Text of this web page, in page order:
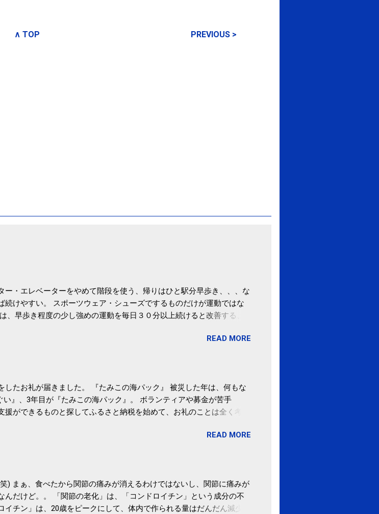
∧ TOP PREVIOUS >
ー・エレベーターをやめて階段を使う、帰りはひと駅分早歩き、、、な
続けやすい。 スポーツウェア・シューズでするものだけが運動ではな
早歩き程度の少し強めの運動を毎日３０分以上続けると改善する、
ても効果があるという。 正田教授は「汗ばむ程度の運動を毎日３０分
肪肝、毎日３０分の早歩きで改善 筑波大「減量しなくても効果」 -
READ MORE
したお礼が届きました。 『たみこの海パック』 被災した年は、何もな
い』、3年目が『たみこの海パック』。 ボランティアや募金が苦手
ができるものと探してふるさと納税を始めて、お礼のことは全く考え
のですが、節税になるほど稼げていないのでこちらの目的は......。 総務
READ MORE
) まぁ、食べたから関節の痛みが消えるわけではないし、関節に痛みが
んだけど。。 「関節の老化」は、「コンドロイチン」という成分の不
チン」は、20歳をピークにして、体内で作られる量はだんだん減少し